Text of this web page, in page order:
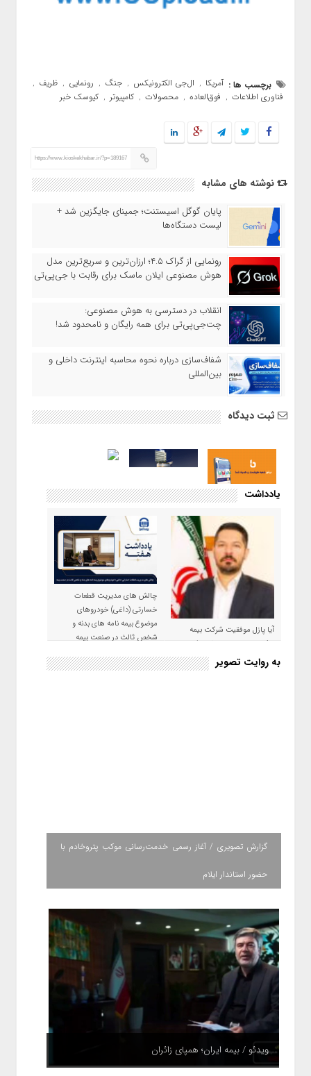
برچسب ها : آمریکا , ال‌جی الکترونیکس , جنگ , رونمایی , ظریف ,
فناوری اطلاعات , فوق‌العاده , محصولات , کامپیوتر , کیوسک خبر
https://www.kioskekhabar.ir/?p=189167
نوشته های مشابه
پایان گوگل اسیستنت؛ جمینای جایگزین شد +
لیست دستگاه‌ها
رونمایی از گراک ۴.۵؛ ارزان‌ترین و سریع‌ترین مدل
هوش مصنوعی ایلان ماسک برای رقابت با جی‌پی‌تی
انقلاب در دسترسی به هوش مصنوعی:
چت‌جی‌پی‌تی برای همه رایگان و نامحدود شد!
شفاف‌سازی درباره نحوه محاسبه اینترنت داخلی و
بین‌المللی
ثبت دیدگاه
یادداشت
آیا پازل موفقیت شرکت بیمه
حکمت صبا در سال ۱۴۰۵ کامل می
شود؟!
چالش های مدیریت قطعات
خسارتی (داغی) خودروهای
موضوع بیمه نامه های بدنه و
شخص ثالث در صنعت بیمه
به روایت تصویر
گزارش تصویری / آغاز رسمی خدمت‌رسانی موکب پتروخادم با
حضور استاندار ایلام
ویدئو / بیمه ایران؛ همپای زائران